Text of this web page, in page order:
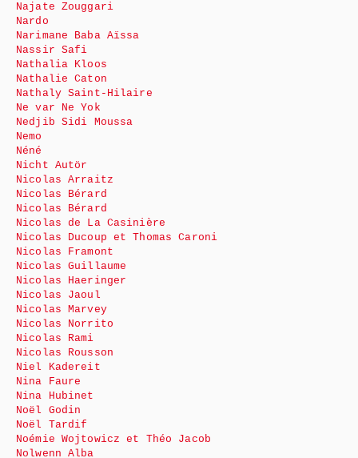
Najate Zouggari
Nardo
Narimane Baba Aïssa
Nassir Safi
Nathalia Kloos
Nathalie Caton
Nathaly Saint-Hilaire
Ne var Ne Yok
Nedjib Sidi Moussa
Nemo
Néné
Nicht Autör
Nicolas Arraitz
Nicolas Bérard
Nicolas Bérard
Nicolas de La Casinière
Nicolas Ducoup et Thomas Caroni
Nicolas Framont
Nicolas Guillaume
Nicolas Haeringer
Nicolas Jaoul
Nicolas Marvey
Nicolas Norrito
Nicolas Rami
Nicolas Rousson
Niel Kadereit
Nina Faure
Nina Hubinet
Noël Godin
Noël Tardif
Noémie Wojtowicz et Théo Jacob
Nolwenn Alba